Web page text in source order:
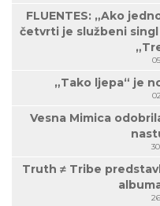
FLUENTES: „Ako
četvrti je službeni
„Tako ljepa“ je
Vesna Mimica
Truth ≠ Tribe